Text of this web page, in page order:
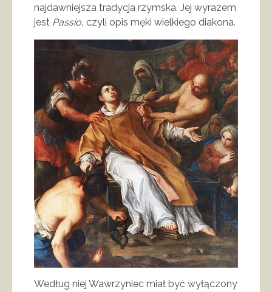
najdawniejsza tradycja rzymska. Jej wyrazem
jest Passio, czyli opis męki wielkiego diakona.
Według niej Wawrzyniec miał być wyłączony